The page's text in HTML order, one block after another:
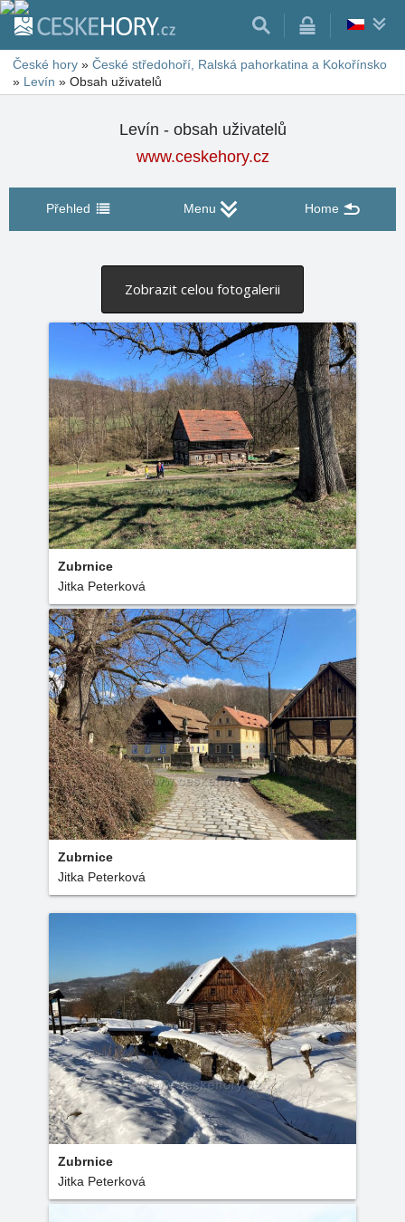
České hory » České středohoří, Ralská pahorkatina a Kokořínsko
» Levín » Obsah uživatelů
Levín - obsah uživatelů
www.ceskehory.cz
Přehled Menu Home
Zobrazit celou fotogalerii
Zubrnice
Jitka Peterková
Zubrnice
Jitka Peterková
Zubrnice
Jitka Peterková